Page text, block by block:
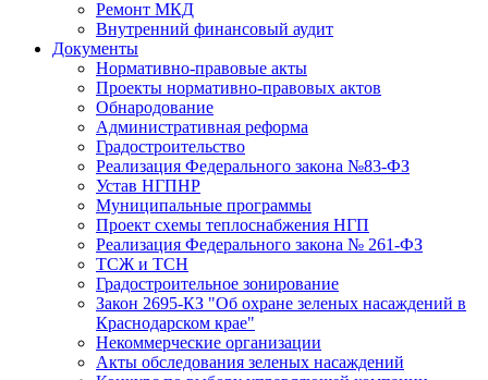
Ремонт МКД
Внутренний финансовый аудит
Документы
Нормативно-правовые акты
Проекты нормативно-правовых актов
Обнародование
Административная реформа
Градостроительство
Реализация Федерального закона №83-ФЗ
Устав НГПНР
Муниципальные программы
Проект схемы теплоснабжения НГП
Реализация Федерального закона № 261-ФЗ
ТСЖ и ТСН
Градостроительное зонирование
Закон 2695-КЗ "Об охране зеленых насаждений в
Краснодарском крае"
Некоммерческие организации
Акты обследования зеленых насаждений